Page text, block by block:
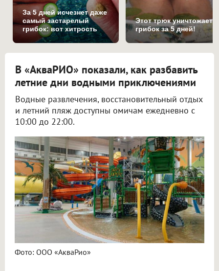
За 5 дней исчезнет даже
самый застарелый
грибок: вот хитрость
Этот трюк уничтожает
грибок за 5 дней!
В «АкваРИО» показали, как разбавить
летние дни водными приключениями
Водные развлечения, восстановительный отдых
и летний пляж доступны омичам ежедневно с
10:00 до 22:00.
Фото: ООО «АкваРио»